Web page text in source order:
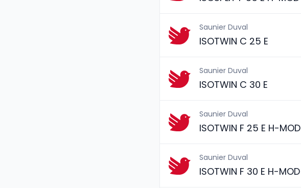
Saunier Duval
ISOTWIN C 25 E
Saunier Duval
ISOTWIN C 30 E
Saunier Duval
ISOTWIN F 25 E H-MOD
Saunier Duval
ISOTWIN F 30 E H-MOD